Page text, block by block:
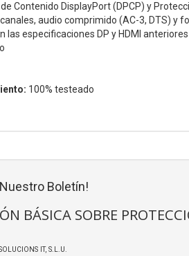
Contenido DisplayPort (DPCP) y
audio comprimido (AC-3, DTS) y
las especificaciones DP y HDMI anteriores
100% testeado
Boletín!
BÁSICA SOBRE
IT, S.L.U.